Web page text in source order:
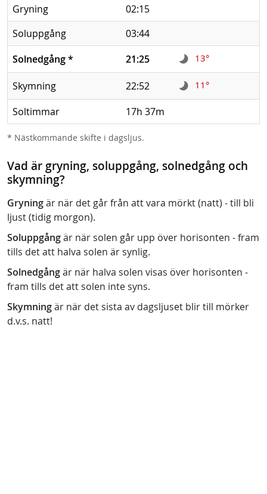
Gryning
02:15
Soluppgång
03:44
Solnedgång* 21:25 13°
Skymning 22:52 11°
Soltimmar 17h 37m
* Nästkommande skifte i dagsljus.
Vad är gryning, soluppgång, solnedgång och
skymning?
Gryningär när det går från att vara mörkt (natt) - till bli
ljust (tidig morgon).
Soluppgångär när solen går upp över horisonten - fram
tills det att halva solen är synlig.
Solnedgångär när halva solen visas över horisonten -
fram tills det att solen inte syns.
Skymningär när det sista av dagsljuset blir till mörker
d.v.s. natt!